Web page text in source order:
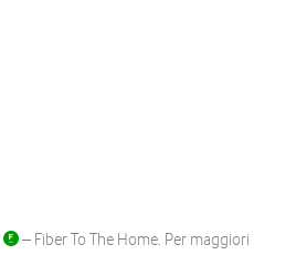
– Fiber To The Home. Per maggiori